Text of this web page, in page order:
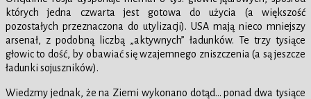
których jedna czwarta jest gotowa do użycia (a większość
pozostałych przeznaczona do utylizacji). USA mają nieco mniejszy
arsenał, z podobną liczbą „aktywnych” ładunków. Te trzy tysiące
głowic to dość, by obawiać się wzajemnego zniszczenia (a są jeszcze
ładunki sojuszników).
Wiedzmy jednak, że na Ziemi wykonano dotąd… ponad dwa tysiące